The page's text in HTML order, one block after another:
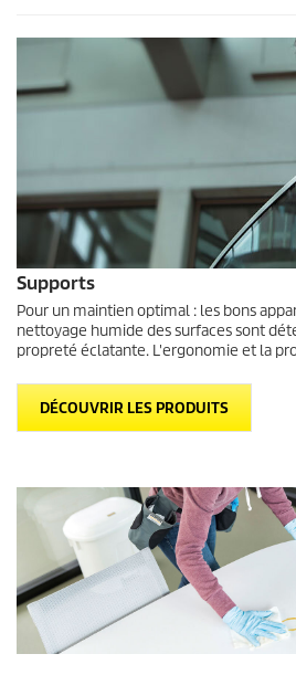
Supports
Pour un maintien optimal : les bons
nettoyage humide des surfaces sont
propreté éclatante. L'ergonomie et la
DÉCOUVRIR LES PRODUITS